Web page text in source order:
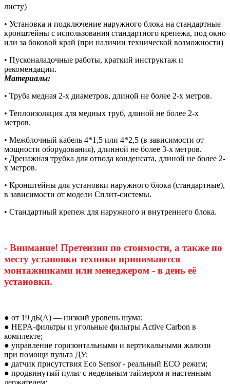
листу)
• Установка и подключение наружного блока на стандартные
кронштейны с использования стандартного крепежа, под окно
или за боковой край (при наличии технической возможности)
• Пусконаладочные работы, краткий инструктаж и
рекомендации.
Материалы:
• Труба медная 2-х диаметров, длиной не более 2-х метров.
• Теплоизоляция для медных труб, длиной не более 2-х
метров.
• Межблочный кабель 4*1,5 или 4*2,5 (в зависимости от
мощности оборудования), длинной не более 3-х метров.
• Дренажная трубка для отвода конденсата, длиной не более 2-
х метров.
• Кронштейны для установки наружного блока (стандартные),
в зависимости от модели Сплит-системы.
• Стандартный крепеж для наружного и внутреннего блока.
- Внимание! Претензии по стоимости, а также по
месту установки техники принимаются
монтажниками или менеджером - в день её
установки.
● от 19 дБ(А) — низкий уровень шума;
● HEPA-фильтры и угольные фильтры Active Carbon в
комплекте;
● управление горизонтальными и вертикальными жалюзи
при помощи пульта ДУ;
● датчик присутствия Eco Sensor - реальный ECO режим;
● продвинутый пульт с недельным таймером и настенным
держателем;